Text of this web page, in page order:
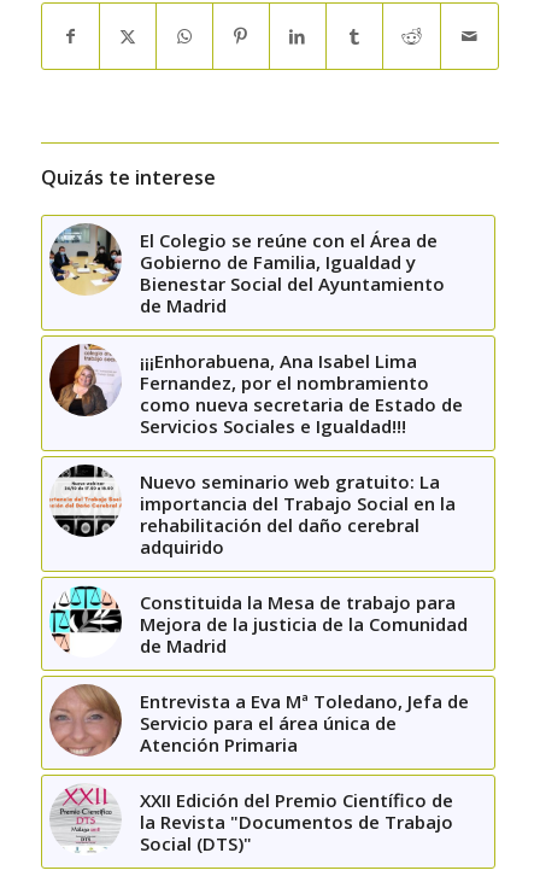
Quizás te interese
El Colegio se reúne con el Área de
Gobierno de Familia, Igualdad y
Bienestar Social del Ayuntamiento
de Madrid
¡¡¡Enhorabuena, Ana Isabel Lima
Fernandez, por el nombramiento
como nueva secretaria de Estado de
Servicios Sociales e Igualdad!!!
Nuevo seminario web gratuito: La
importancia del Trabajo Social en la
rehabilitación del daño cerebral
adquirido
Constituida la Mesa de trabajo para
Mejora de la justicia de la Comunidad
de Madrid
Entrevista a Eva Mª Toledano, Jefa de
Servicio para el área única de
Atención Primaria
XXII Edición del Premio Científico de
la Revista "Documentos de Trabajo
Social (DTS)"